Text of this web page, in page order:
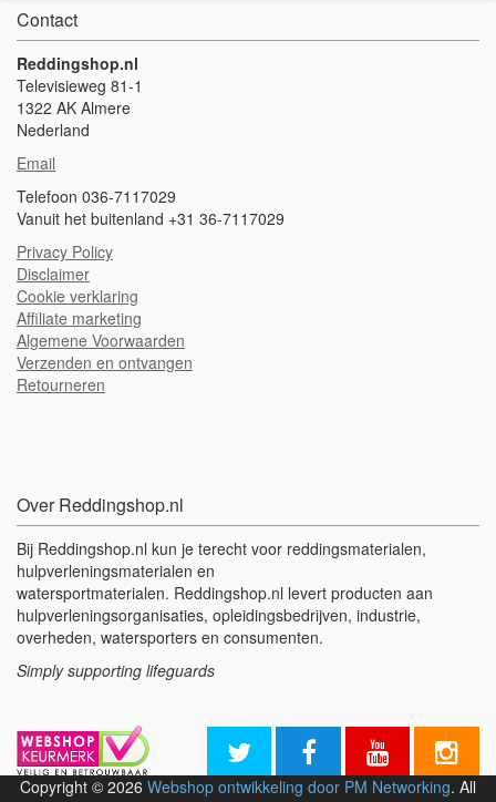
Contact
Reddingshop.nl
Televisieweg 81-1
1322 AK Almere
Nederland
Email
Telefoon 036-7117029
Vanuit het buitenland +31 36-7117029
Privacy Policy
Disclaimer
Cookie verklaring
Affiliate marketing
Algemene Voorwaarden
Verzenden en ontvangen
Retourneren
Over Reddingshop.nl
Bij Reddingshop.nl kun je terecht voor reddingsmaterialen,
hulpverleningsmaterialen en
watersportmaterialen. Reddingshop.nl levert producten aan
hulpverleningsorganisaties, opleidingsbedrijven, industrie,
overheden, watersporters en consumenten.
Simply supporting lifeguards
Copyright © 2026 Webshop ontwikkeling door PM Networking. All